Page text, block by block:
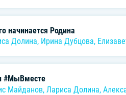
начинается Родина
Долина, Ирина Дубцова,
#МыВместе
Майданов, Лариса Долина,